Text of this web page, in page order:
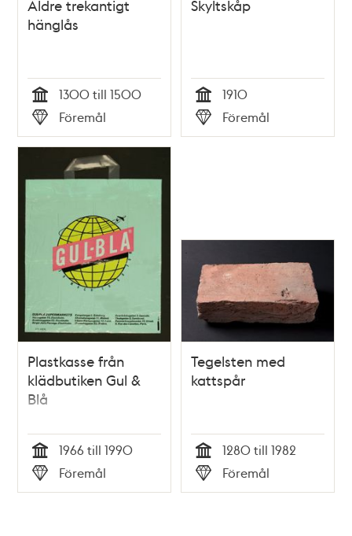
Äldre trekantigt
hänglås
Tid
1300 till 1500
Typ
Föremål
Skyltskåp
Tid
1910
Typ
Föremål
Plastkasse från
klädbutiken Gul &
Blå
Tid
1966 till 1990
Typ
Föremål
Tegelsten med
kattspår
Tid
1280 till 1982
Typ
Föremål